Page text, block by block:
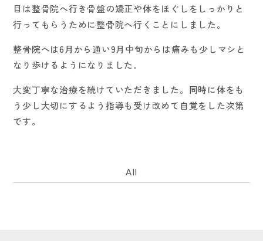
目は整骨院へ行き骨盤の矯正や体をほぐしをしっかりと
行ってもらうために整骨院へ行くことにしました。
整骨院へは6月から通い9月中旬からは痛みも少しマシと
なり歩けるようになりました。
大変丁寧な治療を続けていただきました。同時に体をも
う少し大切にするよう指導も受け改めて自覚をした次第
です。
All